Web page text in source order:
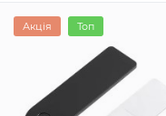
Акція Топ